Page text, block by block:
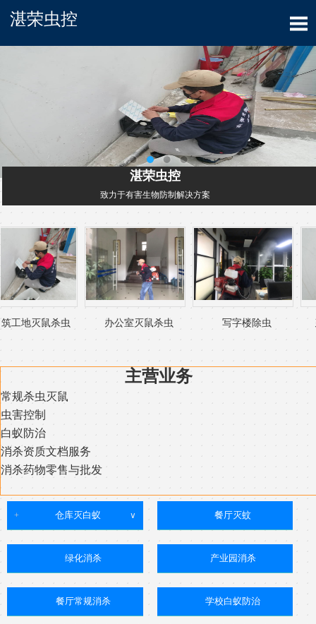
湛荣虫控
主营业务
常规杀虫灭鼠
虫害控制
白蚁防治
消杀资质文档服务
消杀药物零售与批发
+ 仓库灭白蚁 ∨ 餐厅灭蚊
绿化消杀 产业园消杀
餐厅常规消杀 学校白蚁防治
工地灭鼠杀虫 办公室灭鼠杀虫 写字楼除虫
湛荣虫控
致力于有害生物防制解决方案